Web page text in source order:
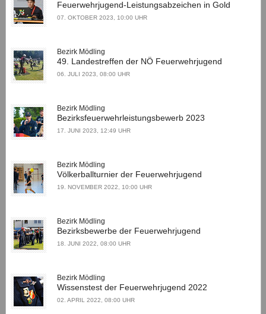
Feuerwehrjugend-Leistungsabzeichen in Gold
07. OKTOBER 2023, 10:00 UHR
Bezirk Mödling
49. Landestreffen der NÖ Feuerwehrjugend
06. JULI 2023, 08:00 UHR
Bezirk Mödling
Bezirksfeuerwehrleistungsbewerb 2023
17. JUNI 2023, 12:49 UHR
Bezirk Mödling
Völkerballturnier der Feuerwehrjugend
19. NOVEMBER 2022, 10:00 UHR
Bezirk Mödling
Bezirksbewerbe der Feuerwehrjugend
18. JUNI 2022, 08:00 UHR
Bezirk Mödling
Wissenstest der Feuerwehrjugend 2022
02. APRIL 2022, 08:00 UHR